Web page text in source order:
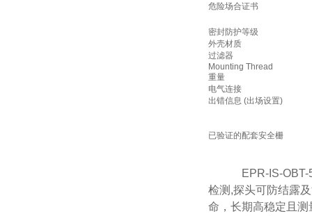
危险场合证书
密封防护等级
外壳材质
过滤器
Mounting Thread
重量
电气连接
出错信息 (出场设置)
已验证的配套安全栅
EPR-IS-OBT-
检测,探头可防结露
命，长期高稳定且